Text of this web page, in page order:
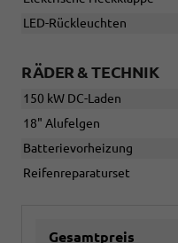
LED-Rückleuchten
RÄDER & TECHNIK
150 kW DC-Laden
18" Alufelgen
Batterievorheizung
Reifenreparaturset
Gesamtpreis